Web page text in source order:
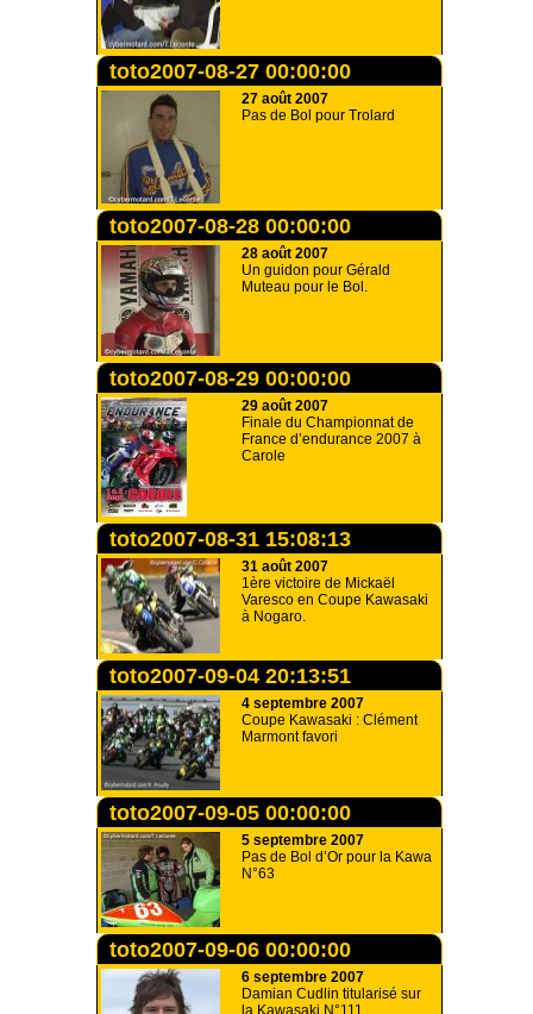
toto2007-08-27 00:00:00
27 août 2007
Pas de Bol pour Trolard
toto2007-08-28 00:00:00
28 août 2007
Un guidon pour Gérald
Muteau pour le Bol.
toto2007-08-29 00:00:00
29 août 2007
Finale du Championnat de
France d’endurance 2007 à
Carole
toto2007-08-31 15:08:13
31 août 2007
1ère victoire de Mickaël
Varesco en Coupe Kawasaki
à Nogaro.
toto2007-09-04 20:13:51
4 septembre 2007
Coupe Kawasaki : Clément
Marmont favori
toto2007-09-05 00:00:00
5 septembre 2007
Pas de Bol d’Or pour la Kawa
N°63
toto2007-09-06 00:00:00
6 septembre 2007
Damian Cudlin titularisé sur
la Kawasaki N°111